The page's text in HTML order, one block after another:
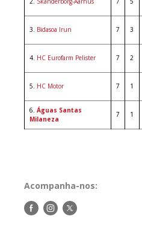
3. Bidasoa Irun 7 3
4. HC Eurofarm Pelister 7 2
5. HC Motor 7 1
6. Águas Santas
Milaneza
7 1
Acompanha-nos:
Siga-Siga-Siga-